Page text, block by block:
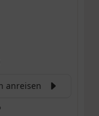
anreisen